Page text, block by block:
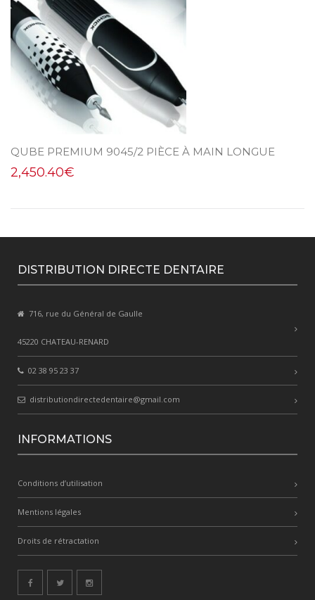
QUBE PREMIUM 9045/2 PIÈCE À MAIN LONGUE
2,450.40€
DISTRIBUTION DIRECTE DENTAIRE
716, rue du Général de Gaulle
45220 CHATEAU-RENARD
02 38 95 23 37
distributiondirectedentaire@gmail.com
INFORMATIONS
Conditions d’utilisation
Mentions légales
Droits de rétractation